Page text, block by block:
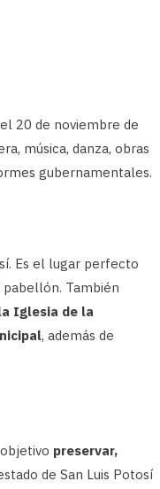
20 de noviembre de
música, danza, obras
gubernamentales.
Es el lugar perfecto
También
Iglesia de la
, además de
preservar,
de San Luis Potosí